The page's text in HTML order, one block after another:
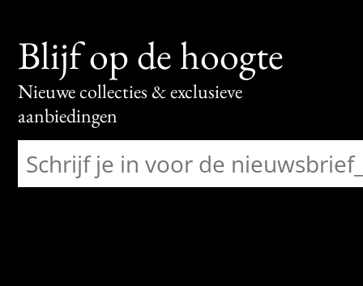
Blijf op de hoogte
Nieuwe collecties & exclusieve
aanbiedingen